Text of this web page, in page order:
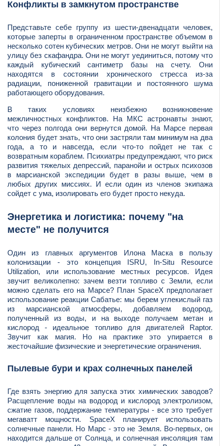
Конфликты в замкнутом пространстве
Представьте себе группу из шести-двенадцати человек,
которые заперты в ограниченном пространстве объемом в
несколько сотен кубических метров. Они не могут выйти на
улицу без скафандра. Они не могут уединиться, потому что
каждый кубический сантиметр базы на счету. Они
находятся в состоянии хронического стресса из-за
радиации, пониженной гравитации и постоянного шума
работающего оборудования.
В таких условиях неизбежно возникновение
межличностных конфликтов. На МКС астронавты знают,
что через полгода они вернутся домой. На Марсе первая
колония будет знать, что они застряли там минимум на два
года, а то и навсегда, если что-то пойдет не так с
возвратным кораблем. Психиатры предупреждают, что риск
развития тяжелых депрессий, паранойи и острых психозов
в марсианской экспедиции будет в разы выше, чем в
любых других миссиях. И если один из членов экипажа
сойдет с ума, изолировать его будет просто некуда.
Энергетика и логистика: почему "на
месте" не получится
Один из главных аргументов Илона Маска в пользу
колонизации - это концепция ISRU, In-Situ Resource
Utilization, или использование местных ресурсов. Идея
звучит великолепно: зачем везти топливо с Земли, если
можно сделать его на Марсе? План SpaceX предполагает
использование реакции Сабатье: мы берем углекислый газ
из марсианской атмосферы, добавляем водород,
полученный из воды, и на выходе получаем метан и
кислород - идеальное топливо для двигателей Raptor.
Звучит как магия. Но на практике это упирается в
жесточайшие физические и энергетические ограничения.
Пылевые бури и крах солнечных панелей
Где взять энергию для запуска этих химических заводов?
Расщепление воды на водород и кислород электролизом,
сжатие газов, поддержание температуры - все это требует
мегаватт мощности. SpaceX планирует использовать
солнечные панели. Но Марс - это не Земля. Во-первых, он
находится дальше от Солнца, и солнечная инсоляция там